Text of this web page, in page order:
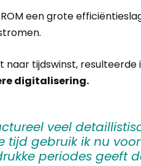
een grote
tijdswinst, resulteerde
digitalisering.
veel
tijd gebruik ik nu
periodes geeft